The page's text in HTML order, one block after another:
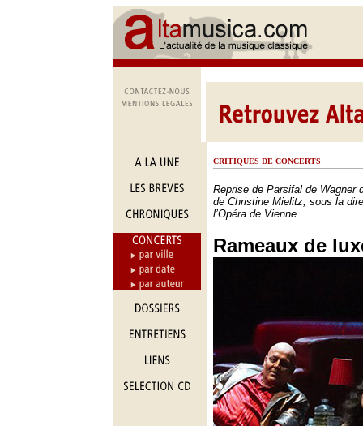
CRITIQUES DE CONCERTS
Reprise de Parsifal de Wagner
de Christine Mielitz, sous la
l’Opéra de Vienne.
Rameaux de